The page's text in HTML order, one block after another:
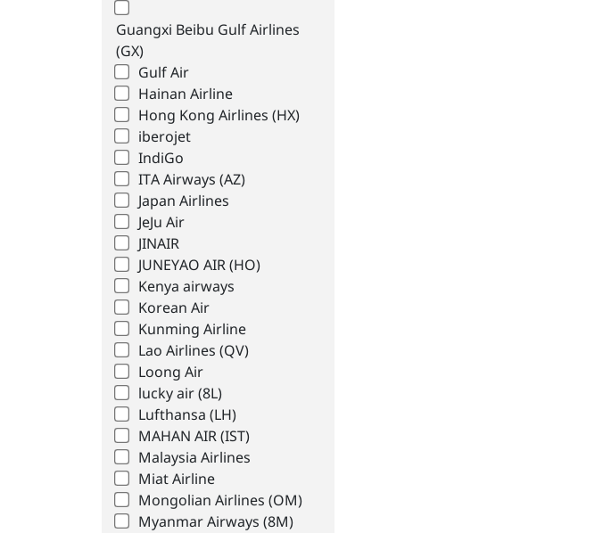
Guangxi Beibu Gulf Airlines
(GX)
Gulf Air
Hainan Airline
Hong Kong Airlines (HX)
iberojet
IndiGo
ITA Airways (AZ)
Japan Airlines
JeJu Air
JINAIR
JUNEYAO AIR (HO)
Kenya airways
Korean Air
Kunming Airline
Lao Airlines (QV)
Loong Air
lucky air (8L)
Lufthansa (LH)
MAHAN AIR (IST)
Malaysia Airlines
Miat Airline
Mongolian Airlines (OM)
Myanmar Airways (8M)